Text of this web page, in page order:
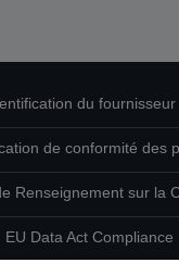
du fournisseur
de conformité des
Renseignement sur la
EU Data Act Compliance